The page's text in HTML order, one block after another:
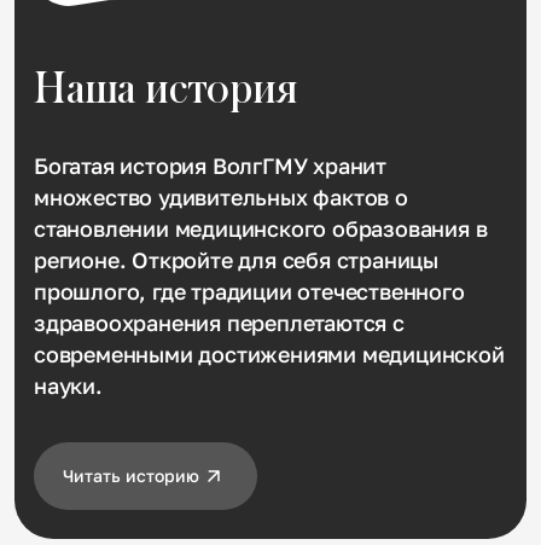
Наша история
Богатая история ВолгГМУ хранит
множество удивительных фактов о
становлении медицинского образования в
регионе. Откройте для себя страницы
прошлого, где традиции отечественного
здравоохранения переплетаются с
современными достижениями медицинской
науки.
Читать историю